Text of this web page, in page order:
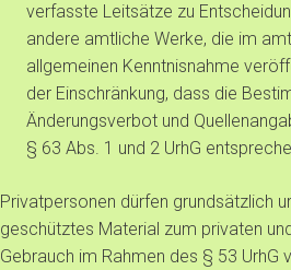
verfasste Leitsätze zu
andere amtliche Werke, die im
allgemeinen Kenntnisnahme
der Einschränkung, dass die
Änderungsverbot und
§ 63 Abs. 1 und 2 UrhG
Privatpersonen dürfen grundsätzlich
geschütztes Material zum privaten
Gebrauch im Rahmen des § 53 UrhG